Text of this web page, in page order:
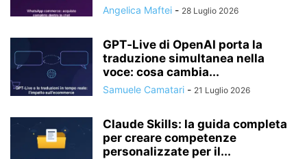
Angelica Maftei - 28 Luglio 2026
GPT‑Live di OpenAI porta la
traduzione simultanea nella
voce: cosa cambia...
Samuele Camatari - 21 Luglio 2026
Claude Skills: la guida completa
per creare competenze
personalizzate per il...